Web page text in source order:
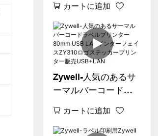
の高速USB WiFiサー
マルステッカーバー
コードラベルラベル
プリンタープリンタ
ー
カートに追加
Zywell-人気のあるサ
ーマルバーコードラ
USB LANインターフ
ェイスZY310ロゴステ
カートに追加